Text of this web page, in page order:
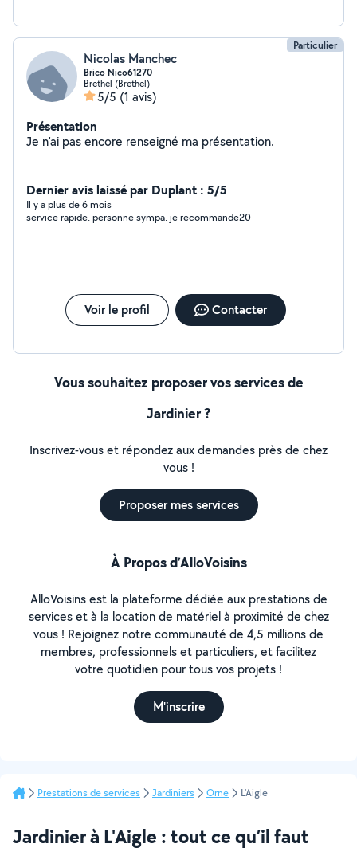
Particulier
Nicolas Manchec
Brico Nico61270
Brethel (Brethel)
5/5 (1 avis)
Présentation
Je n'ai pas encore renseigné ma présentation.
Dernier avis laissé par Duplant : 5/5
Il y a plus de 6 mois
service rapide. personne sympa. je recommande20
Voir le profil Contacter
Vous souhaitez proposer vos services de
Jardinier ?
Inscrivez-vous et répondez aux demandes près de chez
vous !
Proposer mes services
À Propos d’AlloVoisins
AlloVoisins est la plateforme dédiée aux prestations de
services et à la location de matériel à proximité de chez
vous ! Rejoignez notre communauté de 4,5 millions de
membres, professionnels et particuliers, et facilitez
votre quotidien pour tous vos projets !
M'inscrire
Prestations de services Jardiniers Orne L'Aigle
Jardinier à L'Aigle : tout ce qu’il faut